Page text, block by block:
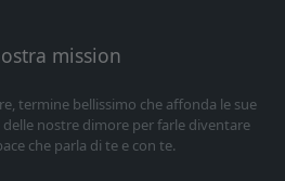
mission
termine bellissimo che affonda le sue
delle nostre dimore per farle diventare
che parla di te e con te.